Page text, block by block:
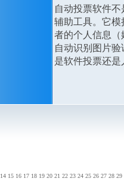
自动投票软件
辅助工具。它
者的个人信息
自动识别图片
是软件投票还是
14 15 16 17 18 19 20 21 22 23 24 25 26 27 28 29